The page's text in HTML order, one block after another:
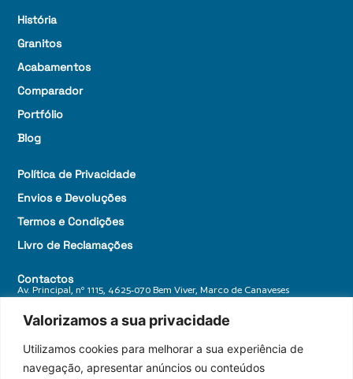
Valorizamos a sua privacidade
Utilizamos cookies para melhorar a sua experiência de
navegação, apresentar anúncios ou conteúdos
História
Granitos
Acabamentos
Comparador
Portfólio
Blog
Política de Privacidade
Envios e Devoluções
Termos e Condições
Livro de Reclamações
Contactos
Av. Principal, nº 1115, 4625-070 Bem Viver, Marco de Canaveses
+ 351 255 588 770